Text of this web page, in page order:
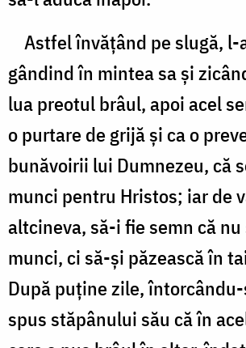
Astfel învăţând pe slugă, l-
gândind în mintea sa şi
lua preotul brâul, apoi acel
o purtare de grijă şi ca o
bunăvoirii lui Dumnezeu, că
munci pentru Hristos; iar de
altcineva, să-i fie semn că nu
munci, ci să-şi păzească în
După puţine zile,
spus stăpânului său că în